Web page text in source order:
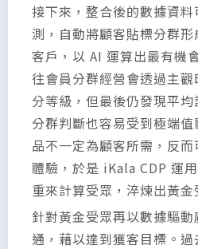
接下來，整合後的數據資
測，自動將顧客貼標分群
客戶，以 AI 運算出最有機
往會員分群經營會透過主
分等級，但最後仍發現平均
分群判斷也容易受到極端
品不一定為顧客所需，反
體驗，於是 iKala CDP 運
重來計算受眾，淬煉出黃金
針對黃金受眾再以數據驅
通，藉以達到獲客目標。